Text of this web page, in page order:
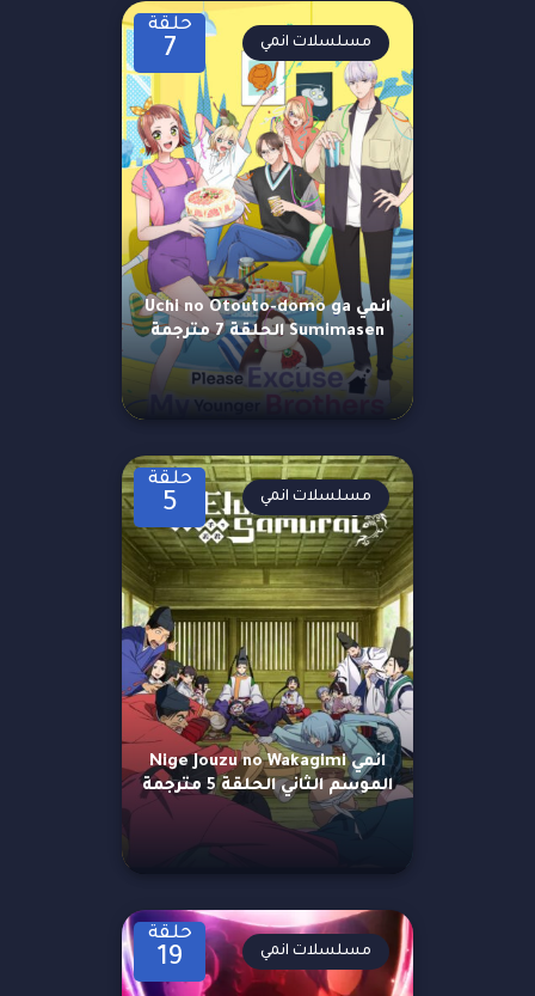
حلقة
7
انمي Uchi no Otouto-domo ga
Sumimasen الحلقة 7 مترجمة
مسلسلات انمي
حلقة
5
انمي Nige Jouzu no Wakagimi
الموسم الثاني الحلقة 5 مترجمة
مسلسلات انمي
حلقة
19 مسلسلات انمي